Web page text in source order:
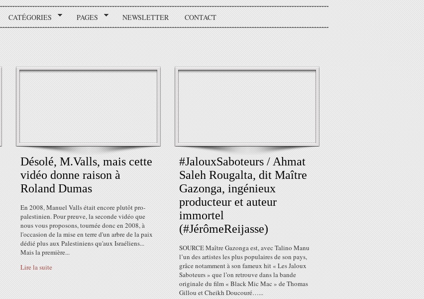
CATÉGORIES PAGES NEWSLETTER CONTACT
Désolé, M.Valls, mais cette
vidéo donne raison à
Roland Dumas
En 2008, Manuel Valls était encore plutôt pro-
palestinien. Pour preuve, la seconde vidéo que
nous vous proposons, tournée donc en 2008, à
l'occasion de la mise en terre d'un arbre de la paix
dédié plus aux Palestiniens qu'aux Israéliens...
Mais la première...
Lire la suite
#JalouxSaboteurs / Ahmat
Saleh Rougalta, dit Maître
Gazonga, ingénieux
producteur et auteur
immortel
(#JérômeReijasse)
SOURCE Maître Gazonga est, avec Talino Manu
l’un des artistes les plus populaires de son pays,
grâce notamment à son fameux hit « Les Jaloux
Saboteurs » que l’on retrouve dans la bande
originale du film « Black Mic Mac » de Thomas
Gillou et Cheikh Doucouré…...